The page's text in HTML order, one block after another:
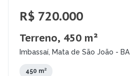
R$ 720.000
Terreno, 450 m²
Imbassaí, Mata de São João - BA
450 m²